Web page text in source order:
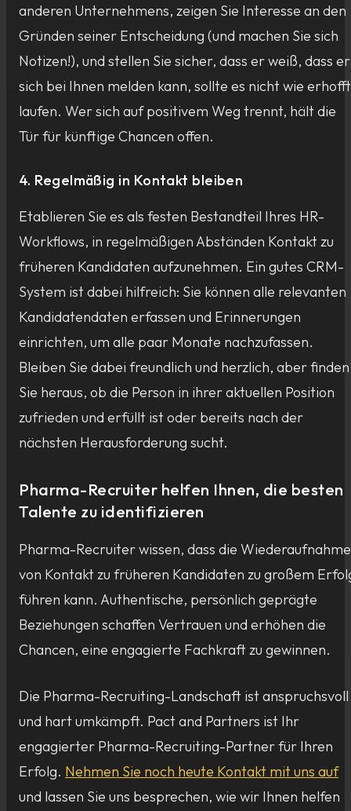
anderen Unternehmens, zeigen Sie Interesse an den
Gründen seiner Entscheidung (und machen Sie sich
Notizen!), und stellen Sie sicher, dass er weiß, dass er
sich bei Ihnen melden kann, sollte es nicht wie erhofft
laufen. Wer sich auf positivem Weg trennt, hält die
Tür für künftige Chancen offen.
4. Regelmäßig in Kontakt bleiben
Etablieren Sie es als festen Bestandteil Ihres HR-
Workflows, in regelmäßigen Abständen Kontakt zu
früheren Kandidaten aufzunehmen. Ein gutes CRM-
System ist dabei hilfreich: Sie können alle relevanten
Kandidatendaten erfassen und Erinnerungen
einrichten, um alle paar Monate nachzufassen.
Bleiben Sie dabei freundlich und herzlich, aber finden
Sie heraus, ob die Person in ihrer aktuellen Position
zufrieden und erfüllt ist oder bereits nach der
nächsten Herausforderung sucht.
Pharma-Recruiter helfen Ihnen, die besten
Talente zu identifizieren
Pharma-Recruiter wissen, dass die Wiederaufnahme
von Kontakt zu früheren Kandidaten zu großem
führen kann. Authentische, persönlich geprägte
Beziehungen schaffen Vertrauen und erhöhen die
Chancen, eine engagierte Fachkraft zu gewinnen.
Die Pharma-Recruiting-Landschaft ist anspruchsvoll
und hart umkämpft. Pact and Partners ist Ihr
engagierter Pharma-Recruiting-Partner für Ihren
Erfolg. Nehmen Sie noch heute Kontakt mit uns auf
und lassen Sie uns besprechen, wie wir Ihnen helfen